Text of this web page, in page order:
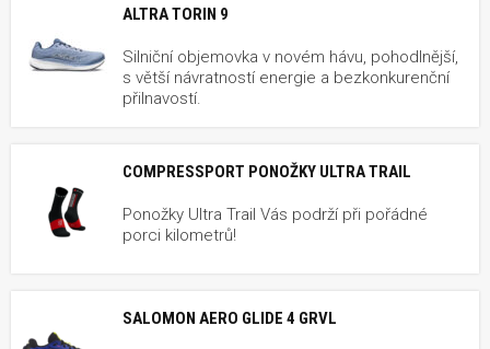
ALTRA TORIN 9
Silniční objemovka v novém hávu, pohodlnější,
s větší návratností energie a bezkonkurenční
přilnavostí.
COMPRESSPORT PONOŽKY ULTRA TRAIL
Ponožky Ultra Trail Vás podrží při pořádné
porci kilometrů!
SALOMON AERO GLIDE 4 GRVL